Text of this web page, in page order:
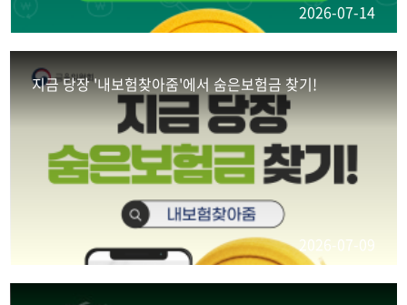
2026-07-14
지금 당장 '내보험찾아줌'에서 숨은보험금 찾기!
2026-07-09